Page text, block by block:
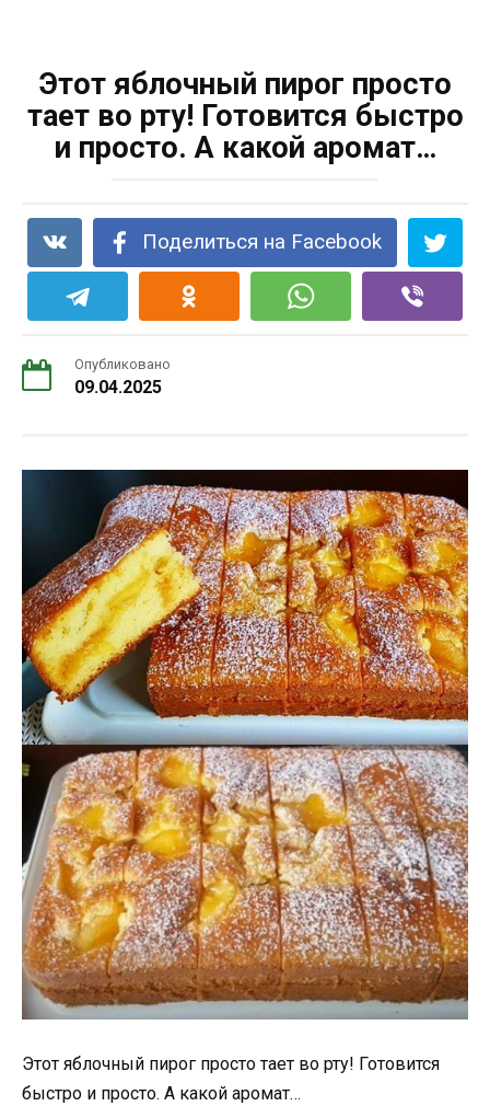
Этот яблочный пирог просто
тает во рту! Готовится быстро
и просто. А какой аромат…
Поделиться на Facebook
Опубликовано
09.04.2025
Этот яблочный пирог просто тает во рту! Готовится
быстро и просто. А какой аромат…